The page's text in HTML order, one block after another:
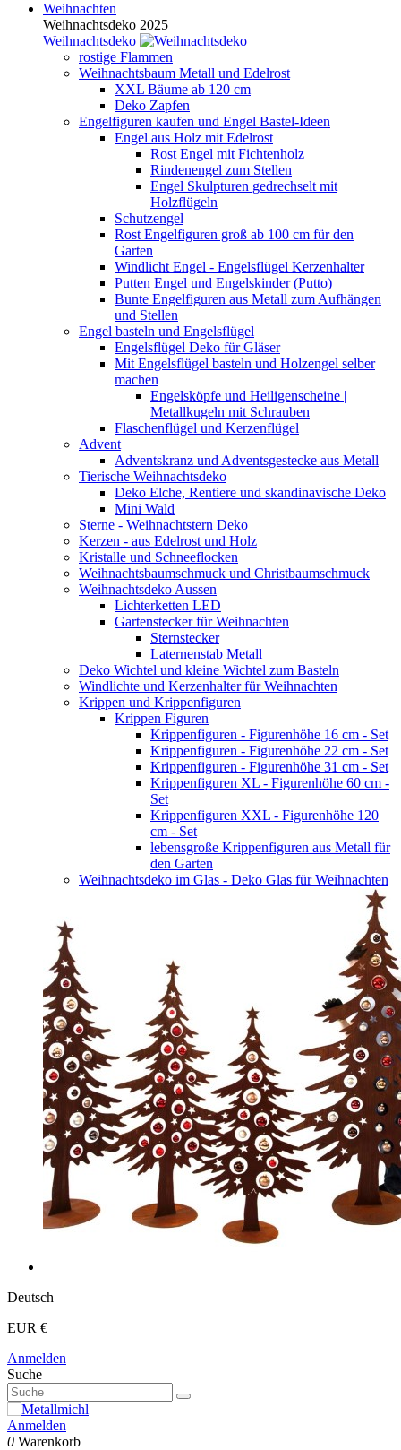
Weihnachten
Weihnachtsdeko 2025
Weihnachtsdeko
rostige Flammen
Weihnachtsbaum Metall und Edelrost
XXL Bäume ab 120 cm
Deko Zapfen
Engelfiguren kaufen und Engel Bastel-Ideen
Engel aus Holz mit Edelrost
Rost Engel mit Fichtenholz
Rindenengel zum Stellen
Engel Skulpturen gedrechselt mit
Holzflügeln
Schutzengel
Rost Engelfiguren groß ab 100 cm für den
Garten
Windlicht Engel - Engelsflügel Kerzenhalter
Putten Engel und Engelskinder (Putto)
Bunte Engelfiguren aus Metall zum Aufhängen
und Stellen
Engel basteln und Engelsflügel
Engelsflügel Deko für Gläser
Mit Engelsflügel basteln und Holzengel selber
machen
Engelsköpfe und Heiligenscheine |
Metallkugeln mit Schrauben
Flaschenflügel und Kerzenflügel
Advent
Adventskranz und Adventsgestecke aus Metall
Tierische Weihnachtsdeko
Deko Elche, Rentiere und skandinavische Deko
Mini Wald
Sterne - Weihnachtstern Deko
Kerzen - aus Edelrost und Holz
Kristalle und Schneeflocken
Weihnachtsbaumschmuck und Christbaumschmuck
Weihnachtsdeko Aussen
Lichterketten LED
Gartenstecker für Weihnachten
Sternstecker
Laternenstab Metall
Deko Wichtel und kleine Wichtel zum Basteln
Windlichte und Kerzenhalter für Weihnachten
Krippen und Krippenfiguren
Krippen Figuren
Krippenfiguren - Figurenhöhe 16 cm - Set
Krippenfiguren - Figurenhöhe 22 cm - Set
Krippenfiguren - Figurenhöhe 31 cm - Set
Krippenfiguren XL - Figurenhöhe 60 cm -
Set
Krippenfiguren XXL - Figurenhöhe 120
cm - Set
lebensgroße Krippenfiguren aus Metall für
den Garten
Weihnachtsdeko im Glas - Deko Glas für Weihnachten
Deutsch
EUR €
Anmelden
Suche
Anmelden
0 Warenkorb